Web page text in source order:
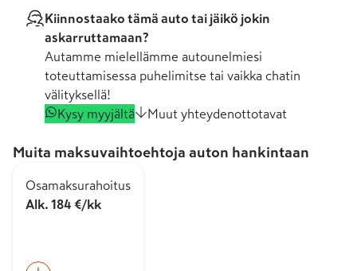
Kiinnostaako tämä auto tai jäikö jokin
askarruttamaan?
Autamme mielellämme autounelmiesi
toteuttamisessa puhelimitse tai vaikka chatin
välityksellä!
Kysy myyjältä
Muut yhteydenottotavat
Muita maksuvaihtoehtoja auton hankintaan
Osamaksurahoitus
Alk. 184 €/kk